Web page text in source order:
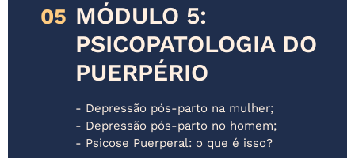
05 MÓDULO 5:
PSICOPATOLOGIA DO
PUERPÉRIO
- Depressão pós-parto na mulher;
- Depressão pós-parto no homem;
- Psicose Puerperal: o que é isso?